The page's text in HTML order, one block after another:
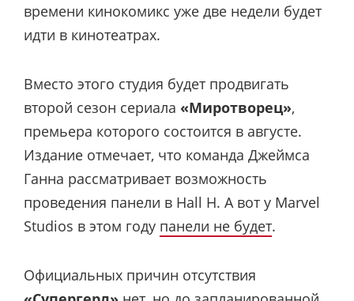
времени кинокомикс уже две недели будет
идти в кинотеатрах.
Вместо этого студия будет продвигать
второй сезон сериала «Миротворец»,
премьера которого состоится в августе.
Издание отмечает, что команда Джеймса
Ганна рассматривает возможность
проведения панели в Hall H. А вот у Marvel
Studios в этом году панели не будет.
Официальных причин отсутствия